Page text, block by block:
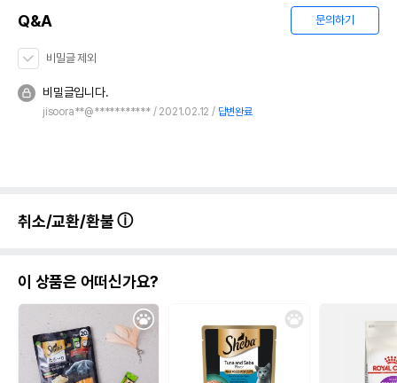
Q&A 문의하기
비밀글 제외
비밀글입니다.
jisoora**@*********** 2021.02.12 답변완료
취소/교환/환불
이 상품은 어떠신가요?